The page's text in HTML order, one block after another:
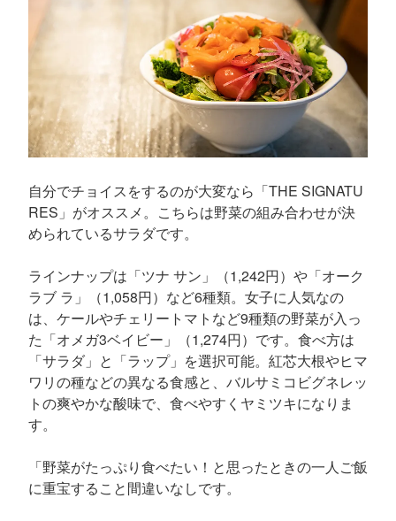
自分でチョイスをするのが大変なら「THE SIGNATU
RES」がオススメ。こちらは野菜の組み合わせが決
められているサラダです。
ラインナップは「ツナ サン」（1,242円）や「オーク
ラブ ラ」（1,058円）など6種類。女子に人気なの
は、ケールやチェリートマトなど9種類の野菜が入っ
た「オメガ3ベイビー」（1,274円）です。食べ方は
「サラダ」と「ラップ」を選択可能。紅芯大根やヒマ
ワリの種などの異なる食感と、バルサミコビグネレッ
トの爽やかな酸味で、食べやすくヤミツキになりま
す。
「野菜がたっぷり食べたい！と思ったときの一人ご飯
に重宝すること間違いなしです。